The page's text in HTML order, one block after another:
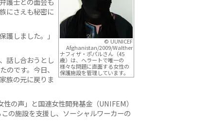
© UUNICEF
Afghanistan/2009/Walther
ナフィザ・ポパルさん（45
歳）は、ヘラートで唯一の
様々な問題に直面する女性の
保護施設を管理しています。
にさえも秘密に
護しました。」
話し合おうとし
のです。今日、
族の元に戻りま
の声」と国連女性開発基金（UNIFEM）
の施設を支援し、ソーシャルワーカーの